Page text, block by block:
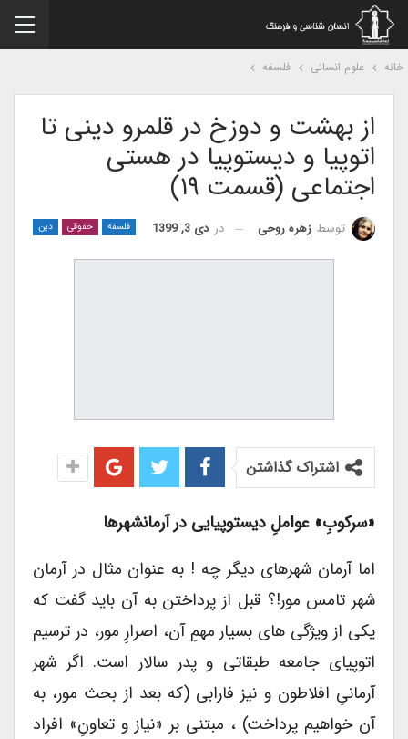
علوم انسانی فلسفه
از بهشت و دوزخ در قلمرو دینی تا
اتوپیا و دیستوپیا در هستی
اجتماعی (قسمت ۱۹)
فلسفه حقوقی دین توسطزهره روحی دردی 3, 1399
اشتراک گذاشتن
«سرکوبِ» عواملِ دیستوپیایی در آرمانشهرها
اما آرمان شهرهای دیگر چه ! به عنوان مثال در آرمان
شهر تامس مور!؟ قبل از پرداختن به آن باید گفت که
یکی از ویژگی های بسیار مهمِ آن، اصرارِ مور، در ترسیم
اتوپیای جامعه طبقاتی و پدر سالار است. اگر شهر
آرمانیِ افلاطون و نیز فارابی (که بعد از بحث مور، به
آن خواهیم پرداخت) ، مبتنی بر «نیاز و تعاونِ» افراد